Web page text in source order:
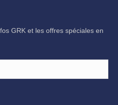
GRK et les offres spéciales en